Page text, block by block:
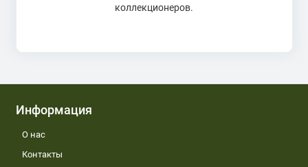
коллекционеров.
Информация
О нас
Контакты